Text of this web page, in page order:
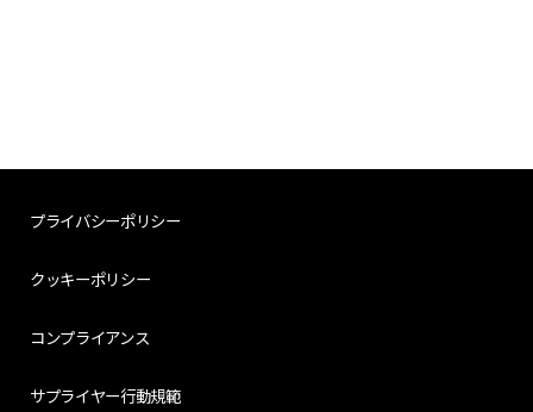
プライバシーポリシー
クッキーポリシー
コンプライアンス
サプライヤー行動規範